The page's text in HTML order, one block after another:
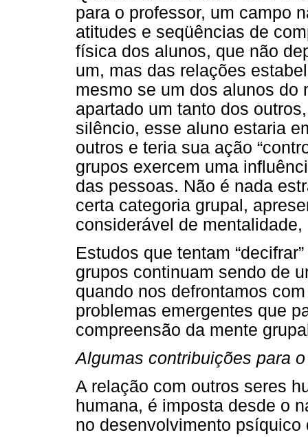
para o professor, um campo
atitudes e seqüências de
física dos alunos, que não
um, mas das relações
mesmo se um dos alunos
apartado um tanto dos
silêncio, esse aluno estaria
outros e teria sua ação
grupos exercem uma
das pessoas. Não é nada
certa categoria grupal,
considerável de
Estudos que tentam
grupos continuam sendo de
quando nos defrontamos
problemas emergentes que
compreensão da mente
Algumas contribuições para
A relação com outros seres
humana, é imposta desde o
no desenvolvimento